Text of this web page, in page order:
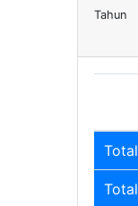
Tahun
Total
Total